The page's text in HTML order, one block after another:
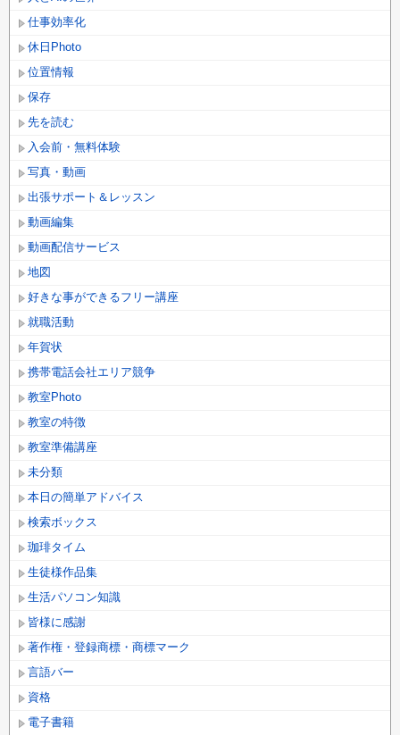
仕事効率化
休日Photo
位置情報
保存
先を読む
入会前・無料体験
写真・動画
出張サポート＆レッスン
動画編集
動画配信サービス
地図
好きな事ができるフリー講座
就職活動
年賀状
携帯電話会社エリア競争
教室Photo
教室の特徴
教室準備講座
未分類
本日の簡単アドバイス
検索ボックス
珈琲タイム
生徒様作品集
生活パソコン知識
皆様に感謝
著作権・登録商標・商標マーク
言語バー
資格
電子書籍